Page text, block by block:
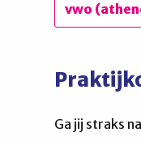
vwo
Ga jij straks